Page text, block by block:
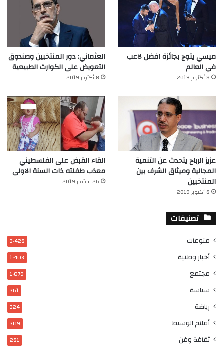
ميسي يتوج بجائزة افضل لاعب
في العالم‎
8 أكتوبر 2019
العثماني: دور المنتخبين وصندوق
التعويض على الكوارث الطبيعية
8 أكتوبر 2019
عزيز الرباح يتحدث عن التنمية
المجالية وميثاق الشرف بين
المنتخبين
8 أكتوبر 2019
القاء القبض على الفلسطيني
معذب طفلته ذات السنة الاولى
26 سبتمبر 2019
تصنيفات
منوعات 3٬428
أخبار وطنية 1٬403
مجتمع 1٬079
سياسة 361
رياضة 324
أقلام الوسيط 309
ثقافة وفن 281